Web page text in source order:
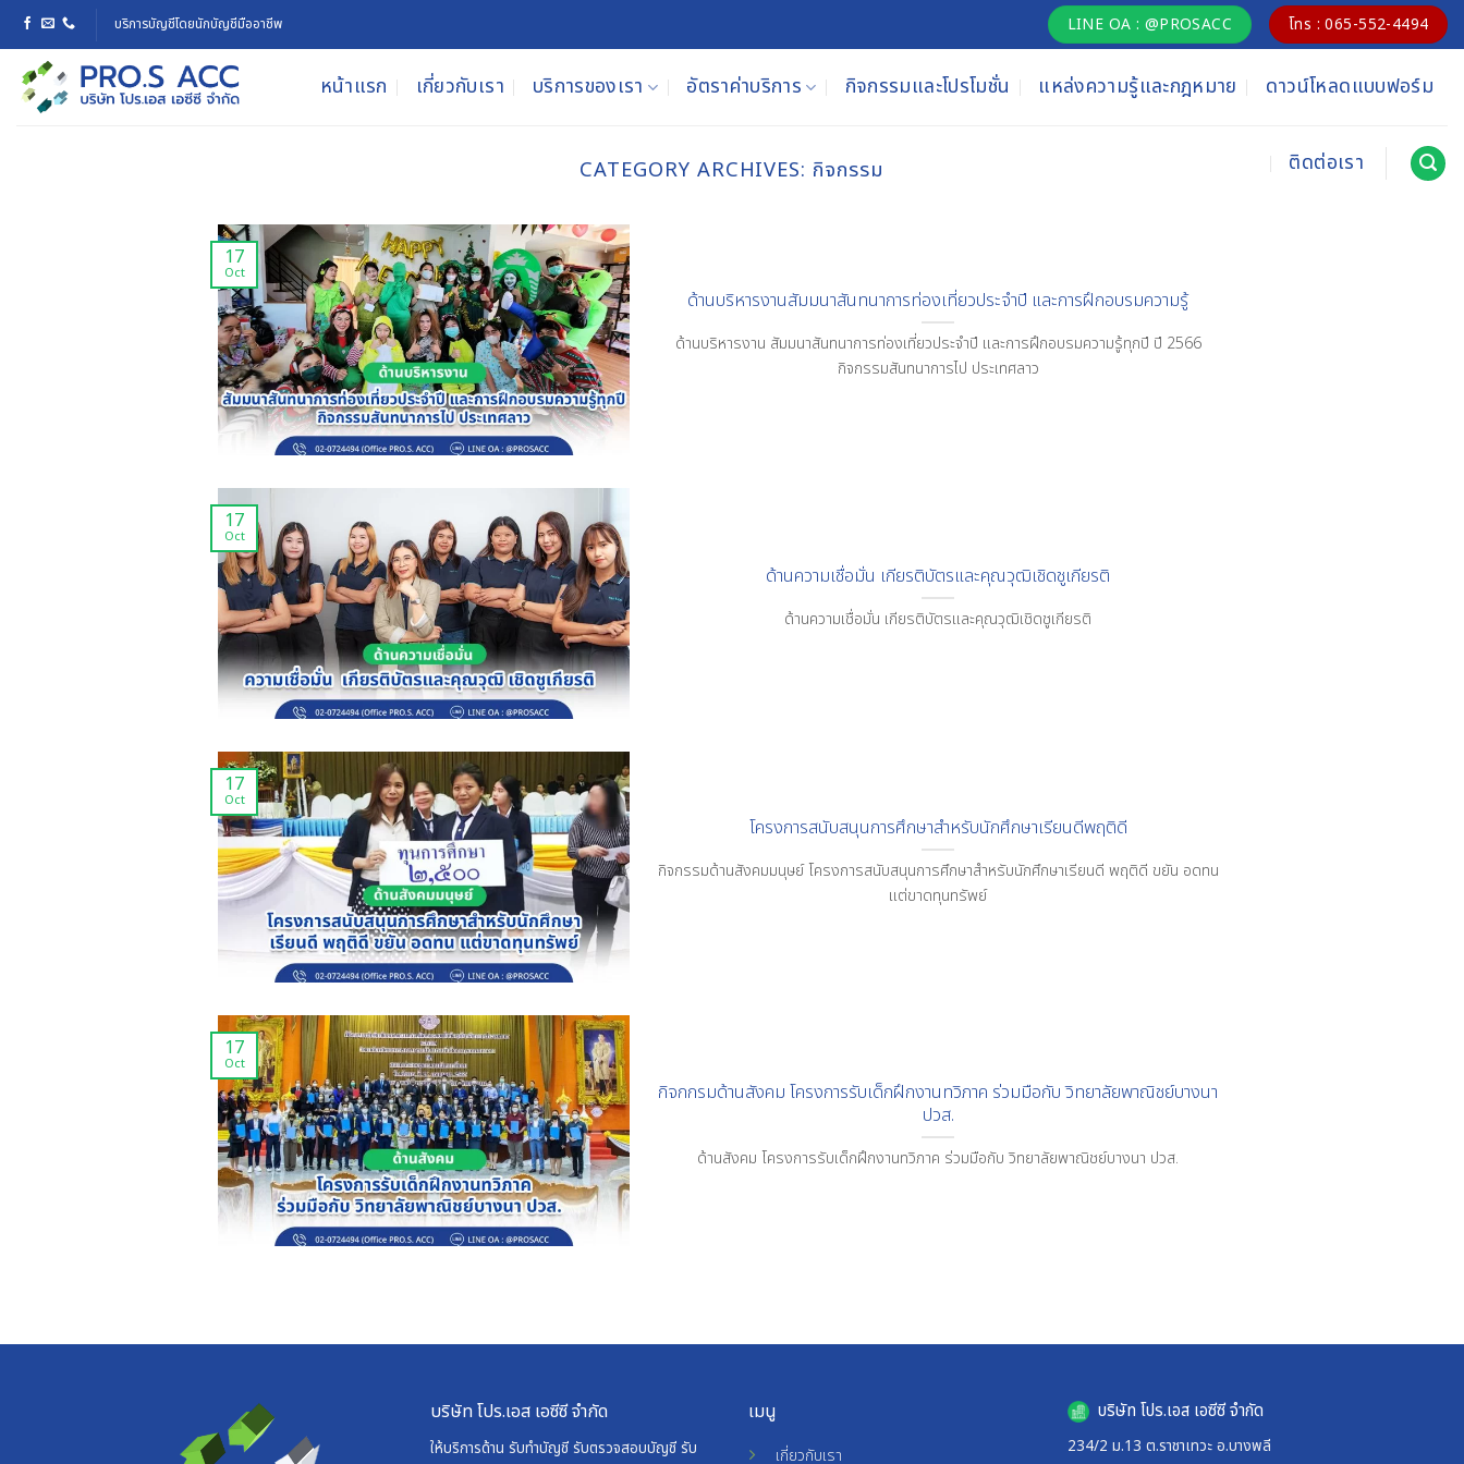
Skip
content
บริการบัญชีโดยนักบัญชีมืออาชีพ LINE OA : @PROSACC โทร : 065-552-4494
หน้าแรก เกี่ยวกับเรา บริการของเรา อัตราค่าบริการ กิจกรรมและโปรโมชั่น แหล่งความรู้และกฎหมาย ดาวน์โหลดแบบฟอร์ม
ติดต่อเรา
CATEGORY ARCHIVES: กิจกรรม
ด้านบริหารงานสัมมนาสันทนาการท่องเที่ยวประจำปี และการฝึกอบรมความรู้
ด้านบริหารงาน สัมมนาสันทนาการท่องเที่ยวประจำปี และการฝึกอบรมความรู้ทุกปี ปี 2566
กิจกรรมสันทนาการไป ประเทศลาว
17
Oct
ด้านความเชื่อมั่น เกียรติบัตรและคุณวุฒิเชิดชูเกียรติ
ด้านความเชื่อมั่น เกียรติบัตรและคุณวุฒิเชิดชูเกียรติ
17
Oct
โครงการสนับสนุนการศึกษาสำหรับนักศึกษาเรียนดีพฤติดี
กิจกรรมด้านสังคมมนุษย์ โครงการสนับสนุนการศึกษาสำหรับนักศึกษาเรียนดี พฤติดี ขยัน อดทน
แต่ขาดทุนทรัพย์
17
Oct
กิจกกรมด้านสังคม โครงการรับเด็กฝึกงานทวิภาค ร่วมมือกับ วิทยาลัยพาณิชย์บางนา
ปวส.
ด้านสังคม โครงการรับเด็กฝึกงานทวิภาค ร่วมมือกับ วิทยาลัยพาณิชย์บางนา ปวส.
17
Oct
บริษัท โปร.เอส เอซีซี จำกัด
ให้บริการด้าน รับทำบัญชี รับตรวจสอบบัญชี รับ
เมนู
เกี่ยวกับเรา
บริษัท โปร.เอส เอซีซี จำกัด
234/2 ม.13 ต.ราชาเทวะ อ.บางพลี